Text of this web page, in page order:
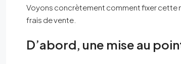
Voyons concrètement comment fixer cette
frais de vente.
D’abord, une mise au